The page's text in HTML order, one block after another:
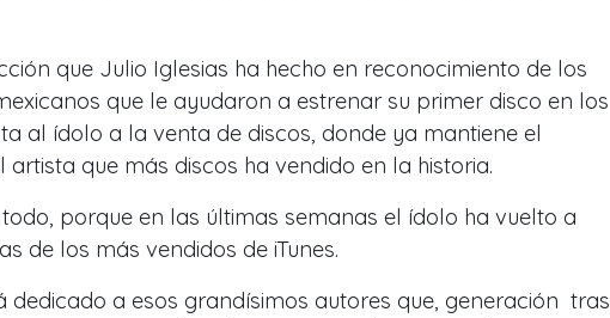
que Julio Iglesias ha hecho en reconocimiento de los
que le ayudaron a estrenar su primer disco en los
al ídolo a la venta de discos, donde ya mantiene el
artista que más discos ha vendido en la historia.
porque en las últimas semanas el ídolo ha vuelto a
de los más vendidos de iTunes.
dedicado a esos grandísimos autores que, generación tras